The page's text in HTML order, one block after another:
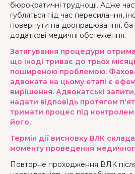
бюрократичні труднощі. Адже
губляться під час пересилання,
повернути на доопрацювання, ба
додаткові медичні обстеження.
Затягування процедури
що іноді триває до трьох
поширеною проблемою.
адвоката на цьому етапі є
вирішення. Адвокатські
надати відповідь протягом
тримати процес під
його.
Термін дії висновку ВЛК
моменту проведення
Повторне проходження ВЛК